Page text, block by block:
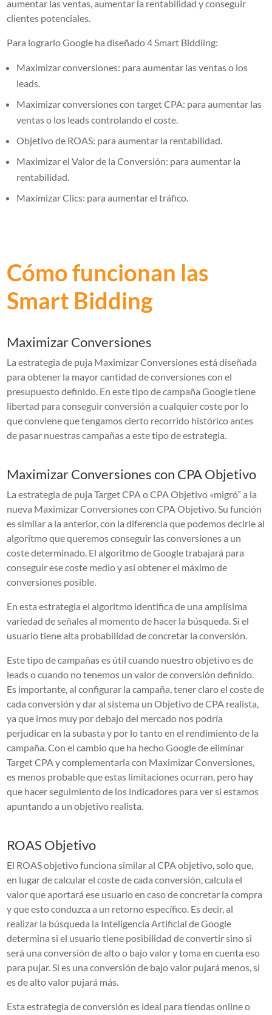
aumentar las ventas, aumentar la rentabilidad y conseguir
clientes potenciales.
Para lograrlo Google ha diseñado 4 Smart Biddiing:
Maximizar conversiones: para aumentar las ventas o los
leads.
Maximizar conversiones con target CPA: para aumentar las
ventas o los leads controlando el coste.
Objetivo de ROAS: para aumentar la rentabilidad.
Maximizar el Valor de la Conversión: para aumentar la
rentabilidad.
Maximizar Clics: para aumentar el tráfico.
Cómo funcionan las
Smart Bidding
Maximizar Conversiones
La estrategia de puja Maximizar Conversiones está diseñada
para obtener la mayor cantidad de conversiones con el
presupuesto definido. En este tipo de campaña Google tiene
libertad para conseguir conversión a cualquier coste por lo
que conviene que tengamos cierto recorrido histórico antes
de pasar nuestras campañas a este tipo de estrategia.
Maximizar Conversiones con CPA Objetivo
La estrategia de puja Target CPA o CPA Objetivo «migró” a la
nueva Maximizar Conversiones con CPA Objetivo. Su función
es similar a la anterior, con la diferencia que podemos decirle al
algoritmo que queremos conseguir las conversiones a un
coste determinado. El algoritmo de Google trabajará para
conseguir ese coste medio y así obtener el máximo de
conversiones posible.
En esta estrategia el algoritmo identifica de una amplísima
variedad de señales al momento de hacer la búsqueda. Si el
usuario tiene alta probabilidad de concretar la conversión.
Este tipo de campañas es útil cuando nuestro objetivo es de
leads o cuando no tenemos un valor de conversión definido.
Es importante, al configurar la campaña, tener claro el coste de
cada conversión y dar al sistema un Objetivo de CPA realista,
ya que irnos muy por debajo del mercado nos podría
perjudicar en la subasta y por lo tanto en el rendimiento de la
campaña. Con el cambio que ha hecho Google de eliminar
Target CPA y complementarla con Maximizar Conversiones,
es menos probable que estas limitaciones ocurran, pero hay
que hacer seguimiento de los indicadores para ver si estamos
apuntando a un objetivo realista.
ROAS Objetivo
El ROAS objetivo funciona similar al CPA objetivo, solo que,
en lugar de calcular el coste de cada conversión, calcula el
valor que aportará ese usuario en caso de concretar la compra
y que esto conduzca a un retorno específico. Es decir, al
realizar la búsqueda la Inteligencia Artificial de Google
determina si el usuario tiene posibilidad de convertir sino si
será una conversión de alto o bajo valor y toma en cuenta eso
para pujar. Si es una conversión de bajo valor pujará menos, si
es de alto valor pujará más.
Esta estrategia de conversión es ideal para tiendas online o